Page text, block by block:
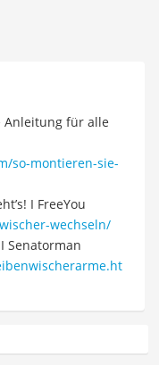
Anleitung für alle
so-montieren-sie-
I FreeYou
wechseln/
Senatorman